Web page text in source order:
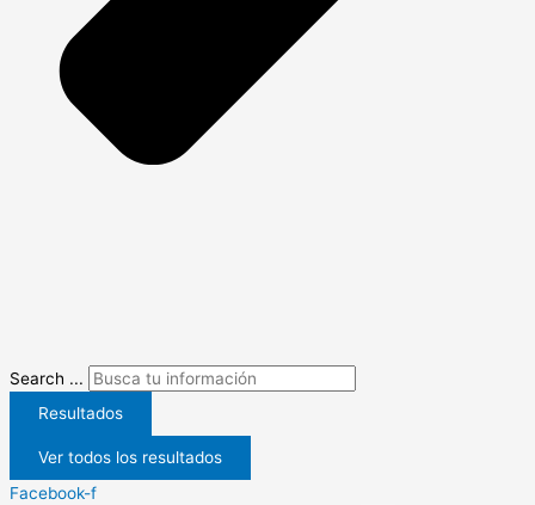
Search ...
Resultados
Ver todos los resultados
Facebook-f